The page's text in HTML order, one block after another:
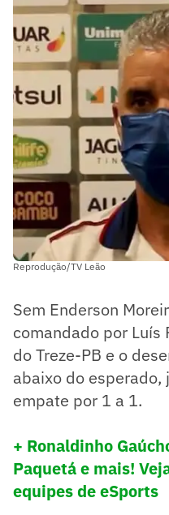
Reprodução/TV Leão
Sem Enderson
comandado por Luís
do Treze-PB e o
abaixo do esperado,
empate por 1 a 1.
+ Ronaldinho
Paquetá e mais!
equipes de eSports